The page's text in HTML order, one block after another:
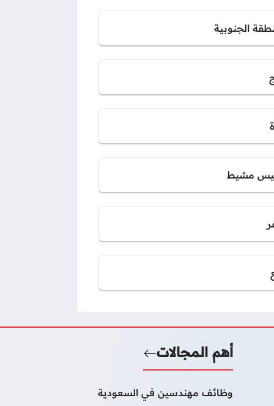
الجنوبية
مشيط
أهم المجالات
وظائف مهندسين في السعودية